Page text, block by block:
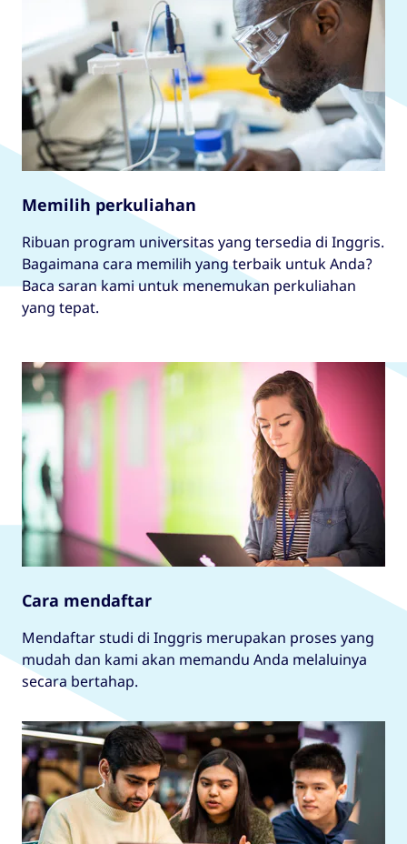
Memilih perkuliahan
Ribuan program universitas yang tersedia di Inggris.
Bagaimana cara memilih yang terbaik untuk Anda?
Baca saran kami untuk menemukan perkuliahan
yang tepat.
Cara mendaftar
Mendaftar studi di Inggris merupakan proses yang
mudah dan kami akan memandu Anda melaluinya
secara bertahap.